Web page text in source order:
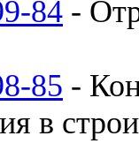
84 -
85 -
в